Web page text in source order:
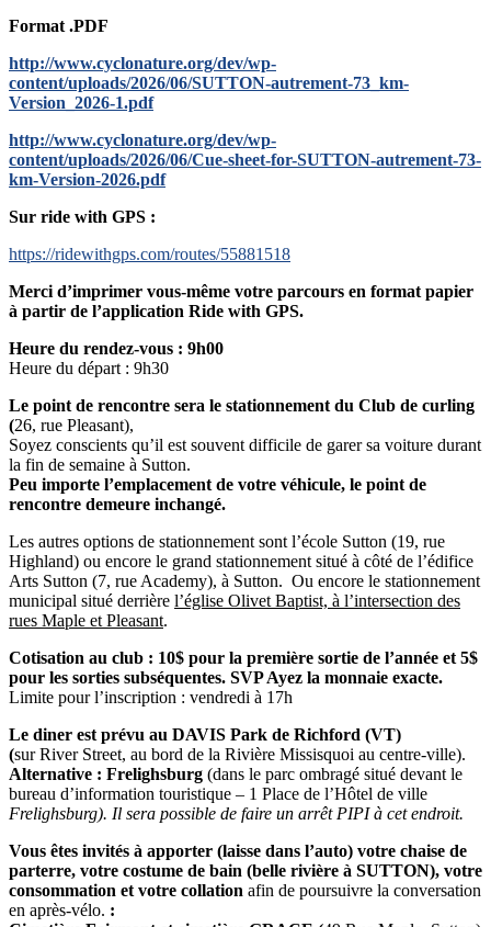
Format .PDF
http://www.cyclonature.org/dev/wp-
content/uploads/2026/06/SUTTON-autrement-73_km-
Version_2026-1.pdf
http://www.cyclonature.org/dev/wp-
content/uploads/2026/06/Cue-sheet-for-SUTTON-autrement-73-
km-Version-2026.pdf
Sur ride with GPS :
https://ridewithgps.com/routes/55881518
Merci d’imprimer vous-même votre parcours en format papier
à partir de l’application Ride with GPS.
Heure du rendez-vous : 9h00
Heure du départ : 9h30
Le point de rencontre sera le stationnement du Club de curling
(26, rue Pleasant),
Soyez conscients qu’il est souvent difficile de garer sa voiture durant
la fin de semaine à Sutton.
Peu importe l’emplacement de votre véhicule, le point de
rencontre demeure inchangé.
Les autres options de stationnement sont l’école Sutton (19, rue
Highland) ou encore le grand stationnement situé à côté de l’édifice
Arts Sutton (7, rue Academy), à Sutton. Ou encore le stationnement
municipal situé derrière l’église Olivet Baptist, à l’intersection des
rues Maple et Pleasant.
Cotisation au club : 10$ pour la première sortie de l’année et 5$
pour les sorties subséquentes. SVP Ayez la monnaie exacte.
Limite pour l’inscription : vendredi à 17h
Le diner est prévu au DAVIS Park de Richford (VT)
(sur River Street, au bord de la Rivière Missisquoi au centre-ville).
Alternative : Frelighsburg (dans le parc ombragé situé devant le
bureau d’information touristique – 1 Place de l’Hôtel de ville
Frelighsburg). Il sera possible de faire un arrêt PIPI à cet endroit.
Vous êtes invités à apporter (laisse dans l’auto) votre chaise de
parterre, votre costume de bain (belle rivière à SUTTON), votre
consommation et votre collation afin de poursuivre la conversation
en après-vélo. :